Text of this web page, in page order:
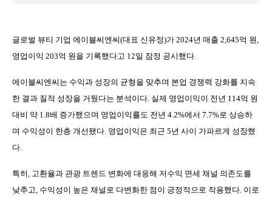
글로벌 뷰티 기업 에이블씨엔씨(대표 신유정)가2024년 매출 2,645억 원,
영업이익 203억 원을 기록했다고 12일 잠정 공시했다.
에이블씨엔씨는 수익과 성장의 균형을 맞추며 본업 경쟁력 강화를 지속
한 결과 질적 성장을 거뒀다는 분석이다. 실제 영업이익이 전년 114억 원
대비 약 1.8배 증가했으며 영업이익률도 전년 4.2%에서 7.7%로 상승하
며 수익성이 한층 개선됐다. 영업이익은 최근 5년 사이 가파르게 성장했
다.
특히, 고환율과 관광 트렌드 변화에 대응해 저수익 면세 채널 의존도를
낮추고, 수익성이 높은 채널로 다변화한 점이 긍정적으로 작용했다. 이로